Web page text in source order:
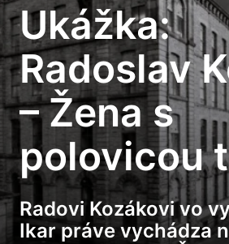
Ukážka:
Radoslav
– Žena s
polovicou
Radovi Kozákovi vo
Ikar práve vychádza